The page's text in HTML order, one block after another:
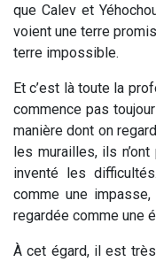
que Calev et
voient une terre
terre impossible.
Et c’est là toute la
commence pas
manière dont on
les murailles, ils
inventé les
comme une impasse,
regardée comme une
À cet égard, il est